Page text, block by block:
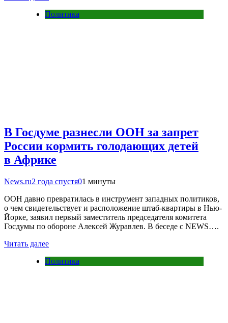
Политика
В Госдуме разнесли ООН за запрет
России кормить голодающих детей
в Африке
News.ru2 года спустя01 минуты
ООН давно превратилась в инструмент западных политиков,
о чем свидетельствует и расположение штаб-квартиры в Нью-
Йорке, заявил первый заместитель председателя комитета
Госдумы по обороне Алексей Журавлев. В беседе с NEWS….
Читать далее
Политика